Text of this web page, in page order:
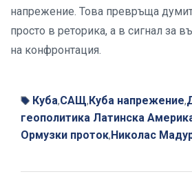
напрежение. Това превръща
просто в реторика, а в сигнал за
на конфронтация.
Куба,САЩ, Куба напрежение,
геополитика Латинска
Ормузки проток, Николас